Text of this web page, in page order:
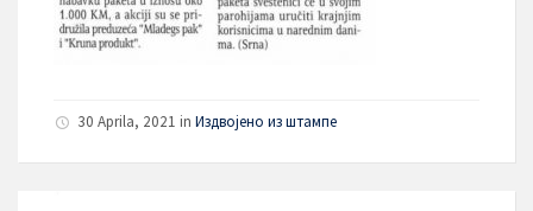
30 Aprila, 2021 in Издвојено из штампе